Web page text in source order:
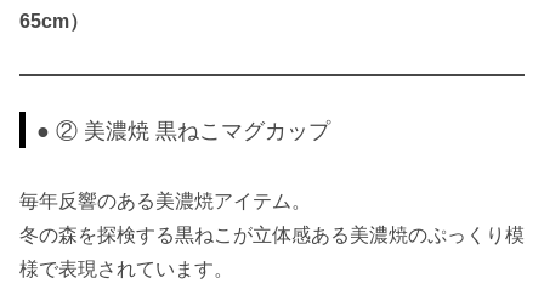
65cm）
● ② 美濃焼 黒ねこマグカップ
毎年反響のある美濃焼アイテム。
冬の森を探検する黒ねこが立体感ある美濃焼のぷっくり模
様で表現されています。